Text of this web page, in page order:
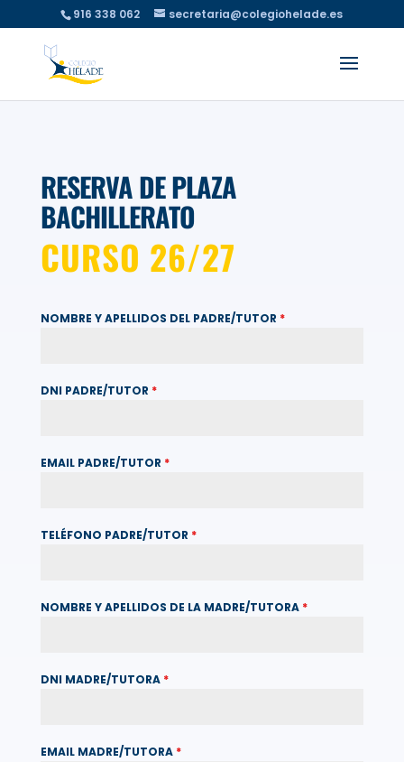
916 338 062 secretaria@colegiohelade.es
RESERVA DE PLAZA
BACHILLERATO
CURSO 26/27
NOMBRE Y APELLIDOS DEL PADRE/TUTOR *
DNI PADRE/TUTOR *
EMAIL PADRE/TUTOR *
TELÉFONO PADRE/TUTOR *
NOMBRE Y APELLIDOS DE LA MADRE/TUTORA *
DNI MADRE/TUTORA *
EMAIL MADRE/TUTORA *